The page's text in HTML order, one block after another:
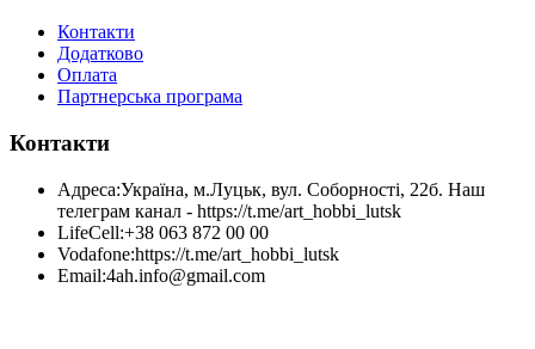
Контакти
Додатково
Оплата
Партнерська програма
Контакти
Адреса:Україна, м.Луцьк, вул. Соборності, 22б. Наш
телеграм канал - https://t.me/art_hobbi_lutsk
LifeCell:+38 063 872 00 00
Vodafone:https://t.me/art_hobbi_lutsk
Email:4ah.info@gmail.com